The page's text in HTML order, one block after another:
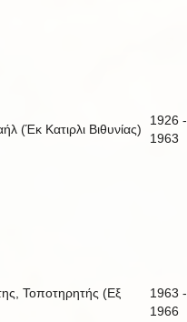
(Έκ Κατιρλι Βιθυνίας)
1926 -
1963
Τοποτηρητής (Εξ
1963 -
1966